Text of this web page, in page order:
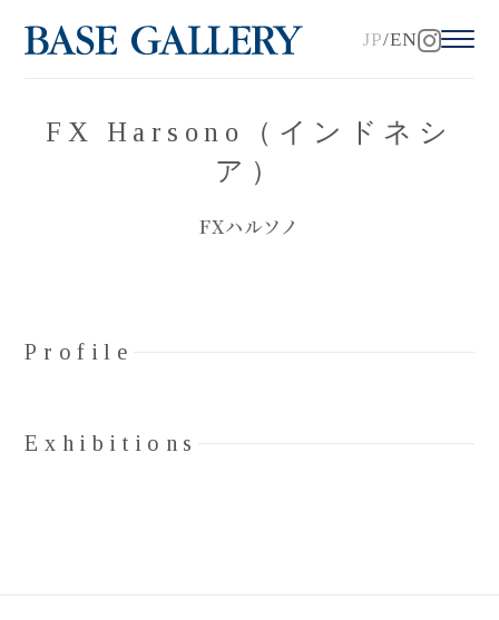
EN
JP
FX Harsono（インドネシ
ア）
FXハルソノ
Profile
Exhibitions